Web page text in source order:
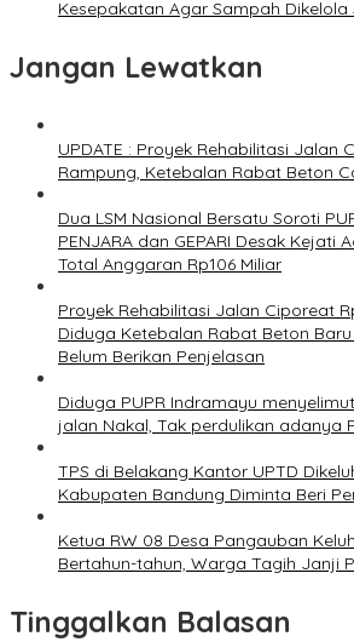
Kesepakatan Agar Sampah Dikelola
Jangan Lewatkan
UPDATE : Proyek Rehabilitasi Jalan
Rampung, Ketebalan Rabat Beton
Dua LSM Nasional Bersatu Soroti
PENJARA dan GEPARI Desak Kejati
Total Anggaran Rp106 Miliar
Proyek Rehabilitasi Jalan Ciporeat
Diduga Ketebalan Rabat Beton
Belum Berikan Penjelasan
Diduga PUPR Indramayu
jalan Nakal, Tak perdulikan adanya
TPS di Belakang Kantor UPTD
Kabupaten Bandung Diminta Beri
Ketua RW 08 Desa Pangauban
Bertahun-tahun, Warga Tagih Janji
Tinggalkan Balasan